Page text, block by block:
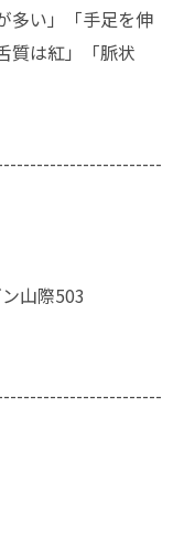
多い」「手足を伸
質は紅」「脈状
山際503